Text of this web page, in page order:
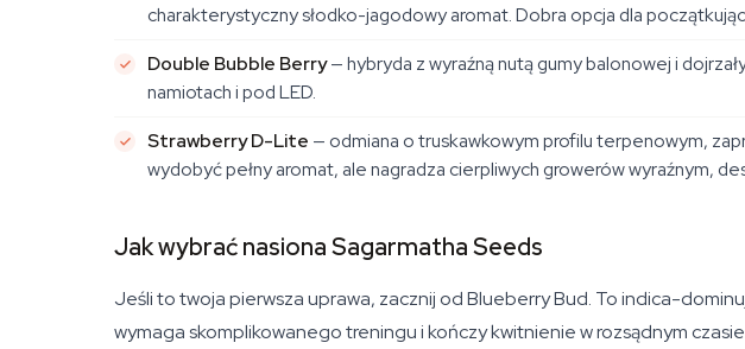
charakterystyczny słodko-jagodowy aromat. Dobra opcja dla
Double Bubble Berry— hybryda z wyraźną nutą gumy balonowej i
namiotach i pod LED.
Strawberry D-Lite — odmiana o truskawkowym profilu terpenowym,
wydobyć pełny aromat, ale nagradza cierpliwych growerów wyraźnym,
Jak wybrać nasiona Sagarmatha Seeds
Jeśli to twoja pierwsza uprawa, zacznij od Blueberry Bud. To indica-
wymaga skomplikowanego treningu i kończy kwitnienie w rozsądnym